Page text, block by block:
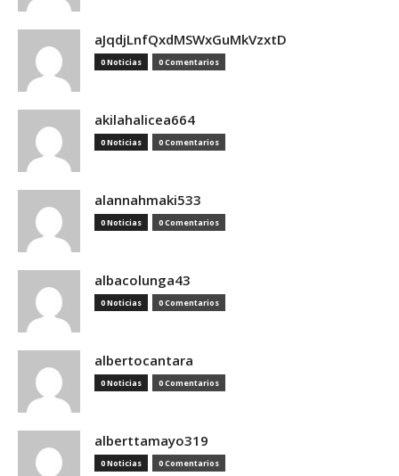
aJqdjLnfQxdMSWxGuMkVzxtD
0 Noticias 0 Comentarios
akilahalicea664
0 Noticias 0 Comentarios
alannahmaki533
0 Noticias 0 Comentarios
albacolunga43
0 Noticias 0 Comentarios
albertocantara
0 Noticias 0 Comentarios
alberttamayo319
0 Noticias 0 Comentarios